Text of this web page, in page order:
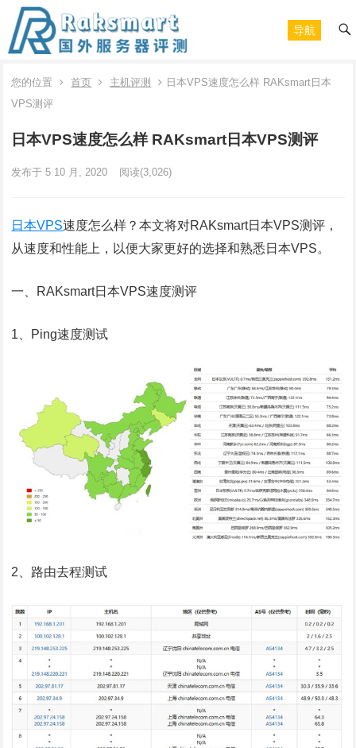
导航
您的位置 首页 主机评测
日本VPS速度怎么样 RAKsmart日本
VPS测评
日本VPS速度怎么样 RAKsmart日本VPS测评
发布于 5 10 月, 2020 阅读(3,026)
日本VPS速度怎么样？本文将对RAKsmart日本VPS测评，
从速度和性能上，以便大家更好的选择和熟悉日本VPS。
一、RAKsmart日本VPS速度测评
1、Ping速度测试
2、路由去程测试